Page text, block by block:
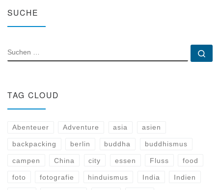
SUCHE
SUCHE
TAG CLOUD
Abenteuer Adventure asia asien
backpacking berlin buddha buddhismus
campen China city essen Fluss food
foto fotografie hinduismus India Indien